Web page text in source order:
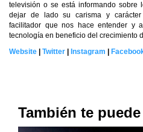
televisión o se está informando sobre
dejar de lado su carisma y
facilitador que nos hace entender y
tecnología en beneficio del crecimiento
Website
Twitter Instagram
También te